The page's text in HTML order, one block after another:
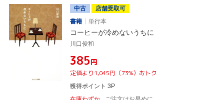
中古
店舗受取可
書籍
単行本
コーヒーが冷めないうちに
川口俊和
¥385円
定価より1,045円（73%）おトク
獲得ポイント 3P